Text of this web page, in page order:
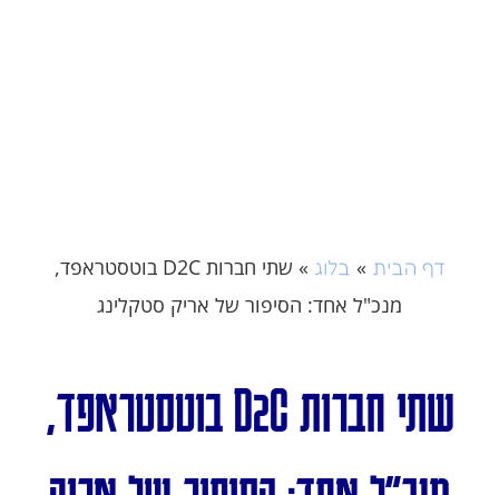
דף הבית » בלוג »
שתי חברות D2C בוטסטראפד,
מנכ"ל אחד: הסיפור של אריק סטקלינג
שתי חברות D2C בוטסטראפד,